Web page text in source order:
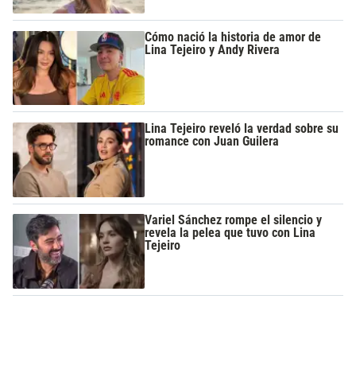
Cómo nació la historia de amor de
Lina Tejeiro y Andy Rivera
Lina Tejeiro reveló la verdad sobre su
romance con Juan Guilera
Variel Sánchez rompe el silencio y
revela la pelea que tuvo con Lina
Tejeiro